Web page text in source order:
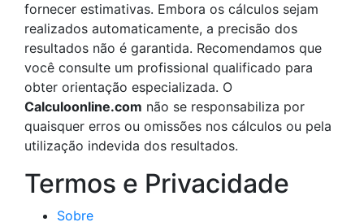
fornecer estimativas. Embora os cálculos sejam
realizados automaticamente, a precisão dos
resultados não é garantida. Recomendamos que
você consulte um profissional qualificado para
obter orientação especializada. O
Calculoonline.com não se responsabiliza por
quaisquer erros ou omissões nos cálculos ou pela
utilização indevida dos resultados.
Termos e Privacidade
Sobre